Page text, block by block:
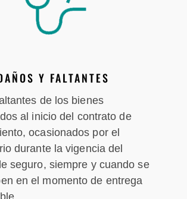
Y FALTANTES
de los bienes
al inicio del contrato de
ocasionados por el
durante la vigencia del
seguro, siempre y cuando se
en el momento de entrega